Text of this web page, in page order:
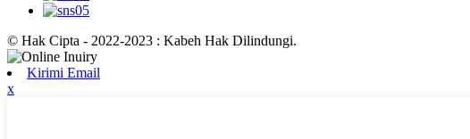
© Hak Cipta - 2022-2023 : Kabeh Hak Dilindungi.
Kirimi Email
x